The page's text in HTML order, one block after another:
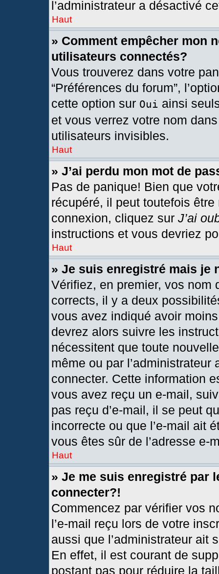
l’administrateur a désactivé
Haut
» Comment empêcher mon
utilisateurs connectés?
Vous trouverez dans votre
“Préférences du forum”,
cette option sur Oui ainsi
et vous verrez votre nom
utilisateurs invisibles.
Haut
» J’ai perdu mon mot de
Pas de panique! Bien que
récupéré, il peut toutefois
connexion, cliquez sur J’ai
instructions et vous devriez
Haut
» Je suis enregistré mais je
Vérifiez, en premier, vos nom
corrects, il y a deux
vous avez indiqué avoir
devrez alors suivre les
nécessitent que toute
même ou par
connecter. Cette information
vous avez reçu un e-mail,
pas reçu d’e-mail, il se peut
incorrecte ou que l’e-mail ait
vous êtes sûr de l’adresse e-
Haut
» Je me suis enregistré par
connecter?!
Commencez par vérifier vos
l’e-mail reçu lors de votre
aussi que l’administrateur ait
En effet, il est courant de
postant pas pour réduire la